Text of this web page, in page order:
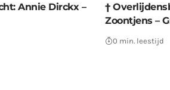
Annie Dirckx –
†
Zoontjens –
0 min. leestijd